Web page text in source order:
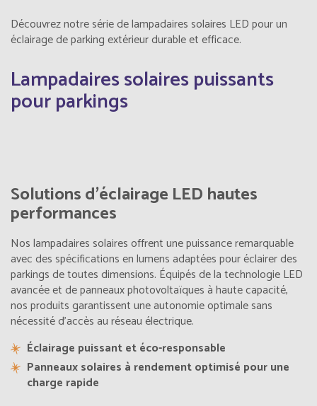
Découvrez notre série de lampadaires solaires LED pour un
éclairage de parking extérieur durable et efficace.
Lampadaires solaires puissants
pour parkings
Solutions d'éclairage LED hautes
performances
Nos lampadaires solaires offrent une puissance remarquable
avec des spécifications en lumens adaptées pour éclairer des
parkings de toutes dimensions. Équipés de la technologie LED
avancée et de panneaux photovoltaïques à haute capacité,
nos produits garantissent une autonomie optimale sans
nécessité d'accès au réseau électrique.
Éclairage puissant et éco-responsable
Panneaux solaires à rendement optimisé pour une
charge rapide